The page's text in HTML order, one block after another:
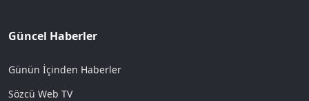
Güncel Haberler
Günün İçinden Haberler
Sözcü Web TV